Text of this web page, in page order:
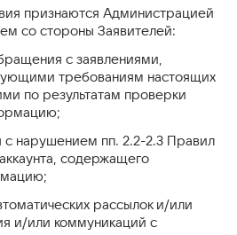
признаются Администрацией
со стороны Заявителей:
с заявлениями,
требованиям настоящих
по результатам проверки
с нарушением пп. 2.2-2.3 Правил
содержащего
рассылок и/или
и/или коммуникаций с